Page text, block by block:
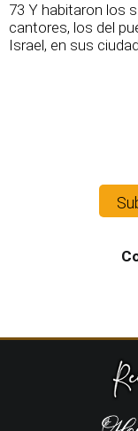
73 Y habitaron los
cantores, los del
Israel, en sus